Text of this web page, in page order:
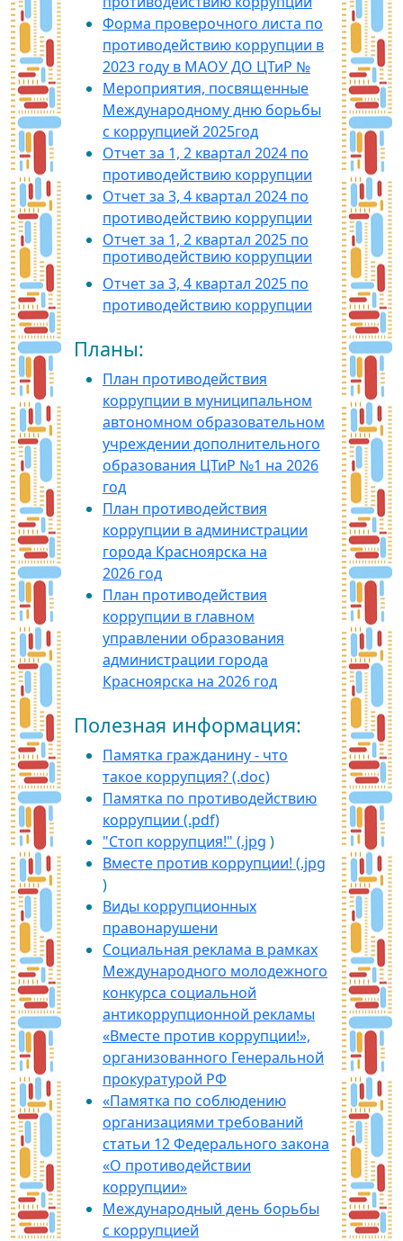
Форма проверочного листа по
противодействию коррупции в
2023 году в МАОУ ДО ЦТиР №
Мероприятия, посвященные
Международному дню борьбы
с коррупцией 2025год
Отчет за 1, 2 квартал 2024 по
противодействию коррупции
Отчет за 3, 4 квартал 2024 по
противодействию коррупции
Отчет за 1, 2 квартал 2025 по
противодействию коррупции
Отчет за 3, 4 квартал 2025 по
противодействию коррупции
Планы:
План противодействия
коррупции в муниципальном
автономном образовательном
учреждении дополнительного
образования ЦТиР №1 на 2026
год
План противодействия
коррупции в администрации
города Красноярска на
2026 год
План противодействия
коррупции в главном
управлении образования
администрации города
Красноярска на 2026 год
Полезная информация:
Памятка гражданину - что
такое коррупция? (.doc)
Памятка по противодействию
коррупции (.pdf)
"Стоп коррупция!" (.jpg )
Вместе против коррупции! (.jpg
)
Виды коррупционных
правонарушени
Социальная реклама в рамках
Международного молодежного
конкурса социальной
антикоррупционной рекламы
«Вместе против коррупции!»,
организованного Генеральной
прокуратурой РФ
«Памятка по соблюдению
организациями требований
статьи 12 Федерального закона
«О противодействии
коррупции»
Международный день борьбы
с коррупцией